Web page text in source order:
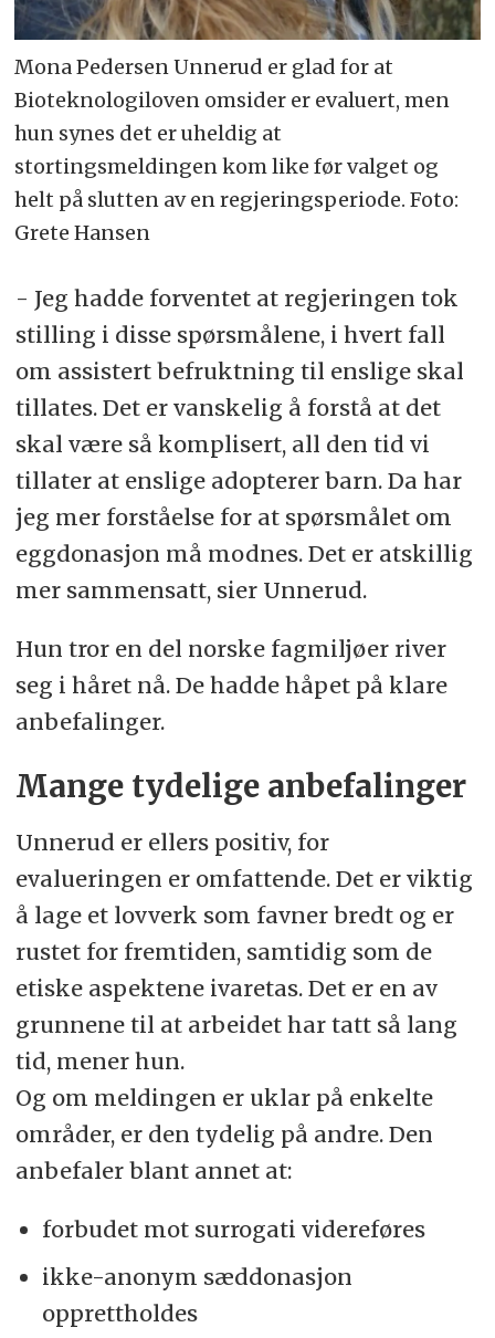
Mona Pedersen Unnerud er glad for at
Bioteknologiloven omsider er evaluert, men
hun synes det er uheldig at
stortingsmeldingen kom like før valget og
helt på slutten av en regjeringsperiode. Foto:
Grete Hansen
- Jeg hadde forventet at regjeringen tok
stilling i disse spørsmålene, i hvert fall
om assistert befruktning til enslige skal
tillates. Det er vanskelig å forstå at det
skal være så komplisert, all den tid vi
tillater at enslige adopterer barn. Da har
jeg mer forståelse for at spørsmålet om
eggdonasjon må modnes. Det er atskillig
mer sammensatt, sier Unnerud.
Hun tror en del norske fagmiljøer river
seg i håret nå. De hadde håpet på klare
anbefalinger.
Mange tydelige anbefalinger
Unnerud er ellers positiv, for
evalueringen er omfattende. Det er viktig
å lage et lovverk som favner bredt og er
rustet for fremtiden, samtidig som de
etiske aspektene ivaretas. Det er en av
grunnene til at arbeidet har tatt så lang
tid, mener hun.
Og om meldingen er uklar på enkelte
områder, er den tydelig på andre. Den
anbefaler blant annet at:
forbudet mot surrogati videreføres
ikke-anonym sæddonasjon
opprettholdes